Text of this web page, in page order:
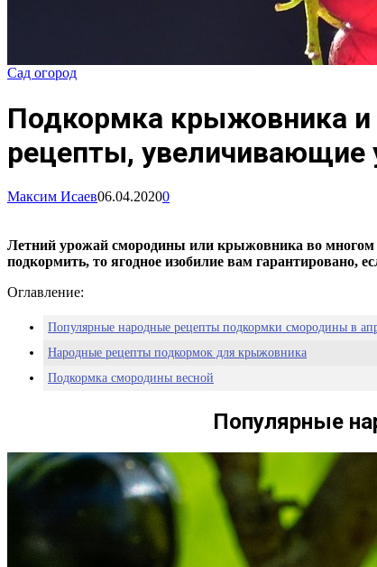
Сад огород
Подкормка крыжовника и
рецепты, увеличивающие
Максим Исаев06.04.20200
Летний урожай смородины или крыжовника во многом
подкормить, то ягодное изобилие вам гарантировано,
Оглавление:
Популярные народные рецепты подкормки смородины в
Народные рецепты подкормок для крыжовника
Подкормка смородины весной
Популярные